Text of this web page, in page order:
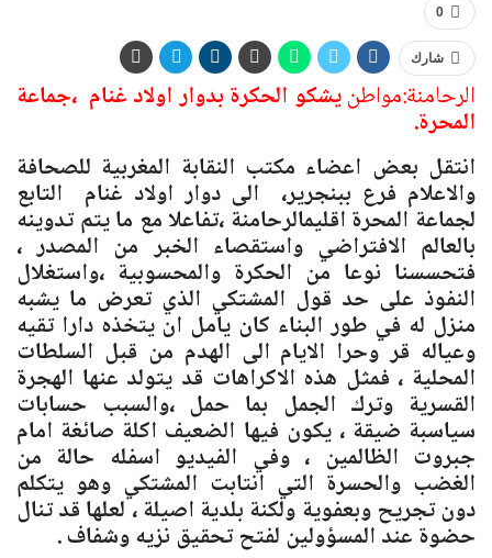
0
شارك
الرحامنة:مواطنيشكو الحكرة بدوار اولاد غنام ،جماعة
المحرة.
انتقل بعض اعضاء مكتب النقابة المغربية للصحافة
والاعلام فرع ببنجرير، الى دوار اولاد غنام التابع
لجماعة المحرة اقليمالرحامنة ،تفاعلا مع ما يتم تدوينه
بالعالم الافتراضي واستقصاء الخبر من المصدر ،
فتحسسنا نوعا من الحكرة والمحسوبية ،واستغلال
النفوذ على حد قول المشتكي الذي تعرض ما يشبه
منزل له في طور البناء كان يامل ان يتخذه دارا تقيه
وعياله قر وحرا الايام الى الهدم من قبل السلطات
المحلية ، فمثل هذه الاكراهات قد يتولد عنها الهجرة
القسرية وترك الجمل بما حمل ،والسبب حسابات
سياسبة ضيقة ، يكون فيها الضعيف اكلة صائغة امام
جبروت الظالمين ، وفي الفيديو اسفله حالة من
الغضب والحسرة التي انتابت المشتكي وهو يتكلم
دون تجريح وبعفوية ولكنة بلدية اصيلة ، لعلها قد تنال
حضوة عند المسؤولين لفتح تحقيق نزيه وشفاف .